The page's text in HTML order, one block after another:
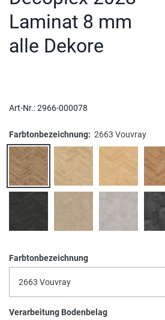
Laminat 8 mm
alle Dekore
Art-Nr.:2966-000078
Farbtonbezeichnung: 2663 Vouvray
Farbtonbezeichnung
Verarbeitung Bodenbelag